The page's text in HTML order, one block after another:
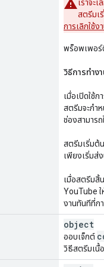
เราจะ
สตรีมเ
การเลิกใช้ง
พร็อพเพอร์
วิธีการทำง
เมื่อเปิดใช้
สตรีมจะกำ
ช่องสามารถ
สตรีมเริ่มต้
เพียงเริ่มส่
เมื่อสตรีมสิ้
YouTube ใ
งานทันทีที่ก
object
ออบเจ็กต์
วิธีสตรีมเนื้